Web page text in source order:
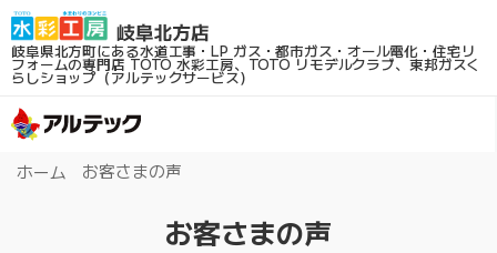
岐阜県北方町にある水道工事・LP ガス・都市ガス・オール電化・住宅リ
フォームの専門店TOTO 水彩工房、TOTO リモデルクラブ、東邦ガスく
らしショップ（アルテックサービス）
ホーム お客さまの声
お客さまの声